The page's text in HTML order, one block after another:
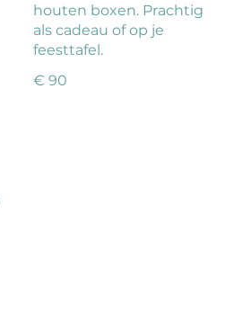
houten boxen. Prachtig
als cadeau of op je
feesttafel.
€ 90